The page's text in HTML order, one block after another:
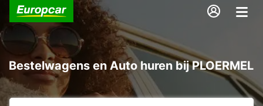
Bestelwagens en Auto huren bij PLOERMEL